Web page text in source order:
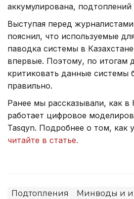
аккумулирована,
Выступая перед
пояснил, что используемые
паводка системы в
впервые. Поэтому, по итогам
критиковать данные системы
правильно.
Ранее мы рассказывали, как в
работает цифровое
Tasqyn. Подробнее о том, как
читайте в статье.
Подтопления Минводы и